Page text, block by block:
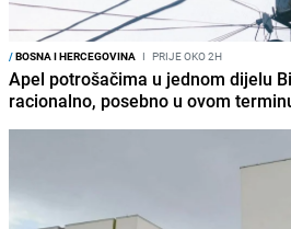
/BOSNA I HERCEGOVINA I PRIJE OKO 2H
Apel potrošačima u jednom dijelu
racionalno, posebno u ovom